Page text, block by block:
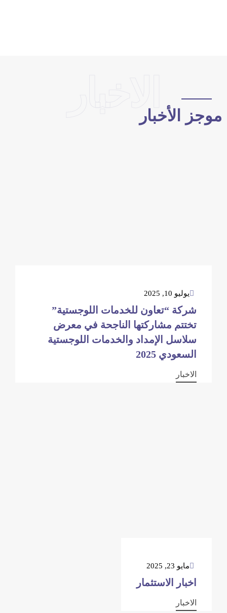
الأخبار
يوليو 10, 2025
شركة “تعاون للخدمات اللوجستية”
تختتم مشاركتها الناجحة في معرض
سلاسل الإمداد والخدمات اللوجستية
السعودي 2025
الاخبار
مايو 23, 2025
اخبار الاستثمار
الاخبار